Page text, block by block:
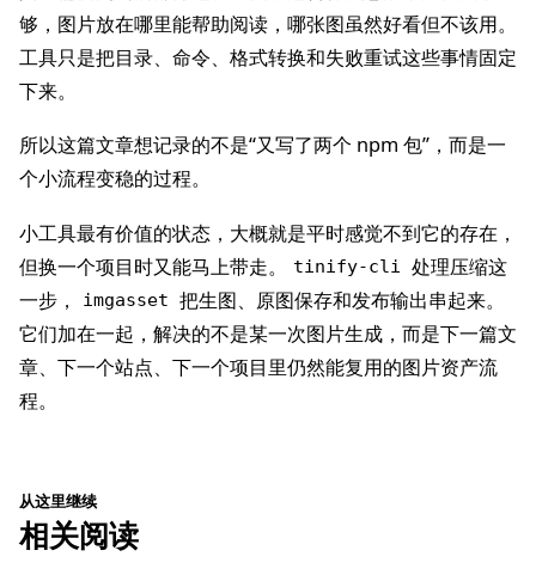
够，图片放在哪里能帮助阅读，哪张图虽然好看但不该用。
工具只是把目录、命令、格式转换和失败重试这些事情固定
下来。
所以这篇文章想记录的不是“又写了两个 npm 包”，而是一
个小流程变稳的过程。
小工具最有价值的状态，大概就是平时感觉不到它的存在，
但换一个项目时又能马上带走。
tinify-cli 处理压缩这
一步，
imgasset 把生图、原图保存和发布输出串起来。
它们加在一起，解决的不是某一次图片生成，而是下一篇文
章、下一个站点、下一个项目里仍然能复用的图片资产流
程。
从这里继续
相关阅读